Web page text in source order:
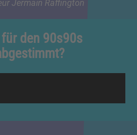
Jermain Raffington
den 90s90s